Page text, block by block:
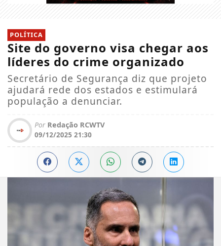
POLÍTICA
Site do governo visa chegar aos
líderes do crime organizado
Secretário de Segurança diz que projeto
ajudará rede dos estados e estimulará
população a denunciar.
Por Redação RCWTV
09/12/2025 21:30